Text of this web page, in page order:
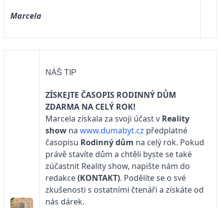
Marcela
NÁŠ TIP
ZÍSKEJTE ČASOPIS RODINNÝ DŮM
ZDARMA NA CELÝ ROK!
Marcela získala za svoji účast v Reality
show na www.dumabyt.cz předplatné
časopisu Rodinný dům na celý rok. Pokud
právě stavíte dům a chtěli byste se také
zúčastnit Reality show, napište nám do
redakce(KONTAKT). Podělíte se o své
zkušenosti s ostatními čtenáři a získáte od
nás dárek.